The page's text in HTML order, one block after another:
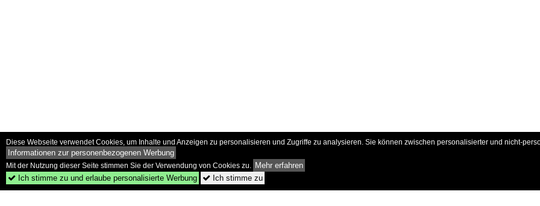
Diese Webseite verwendet Cookies, um Inhalte und Anzeigen zu personalisieren und Zugriffe zu analysieren. Sie können zwischen personalisierter und nicht-
Informationen zur personenbezogenen Werbung
Mit der Nutzung dieser Seite stimmen Sie der Verwendung von Cookies zu. Mehr erfahren
 Ich stimme zu und erlaube personalisierte Werbung  Ich stimme zu